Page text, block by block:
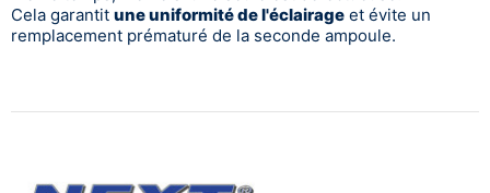
Cela garantit une uniformité de l'éclairage et évite un
remplacement prématuré de la seconde ampoule.